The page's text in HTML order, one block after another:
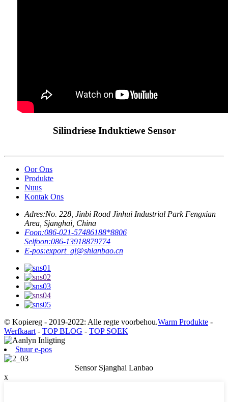
Silindriese Induktiewe Sensor
Oor Ons
Produkte
Nuus
Kontak Ons
Adres:No. 228, Jinbi Road Jinhui Industrial Park Fengxian
Area, Sjanghai, China
Foon:086-021-57486188*8806
Selfoon:086-13918879774
E-pos:export_gl@shlanbao.cn
© Kopiereg - 2019-2022: Alle regte voorbehou.Warm Produkte -
Werfkaart - TOP BLOG - TOP SOEK
Stuur e-pos
Sensor Sjanghai Lanbao
x